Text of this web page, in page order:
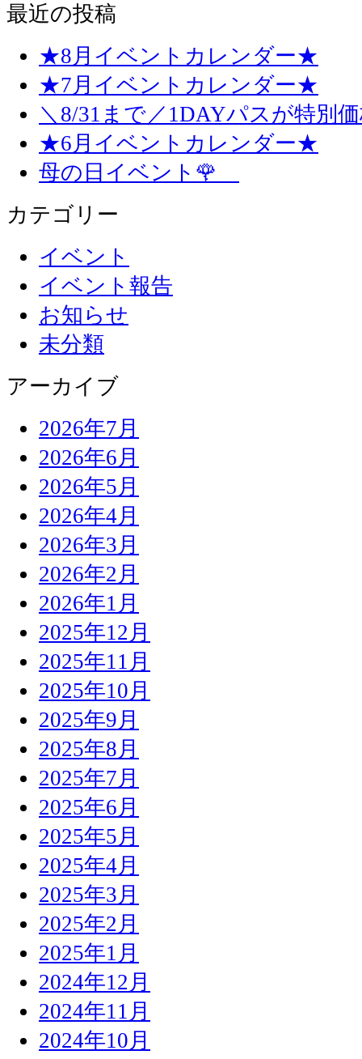
最近の投稿
★8月イベントカレンダー★
★7月イベントカレンダー★
＼8/31まで／1DAYパスが特別
★6月イベントカレンダー★
母の日イベント🌹
カテゴリー
イベント
イベント報告
お知らせ
未分類
アーカイブ
2026年7月
2026年6月
2026年5月
2026年4月
2026年3月
2026年2月
2026年1月
2025年12月
2025年11月
2025年10月
2025年9月
2025年8月
2025年7月
2025年6月
2025年5月
2025年4月
2025年3月
2025年2月
2025年1月
2024年12月
2024年11月
2024年10月